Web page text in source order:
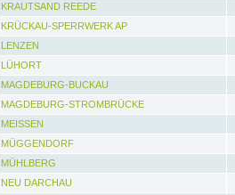
KRAUTSAND REEDE
KRÜCKAU-SPERRWERK AP
LENZEN
LÜHORT
MAGDEBURG-BUCKAU
MAGDEBURG-STROMBRÜCKE
MEISSEN
MÜGGENDORF
MÜHLBERG
NEU DARCHAU